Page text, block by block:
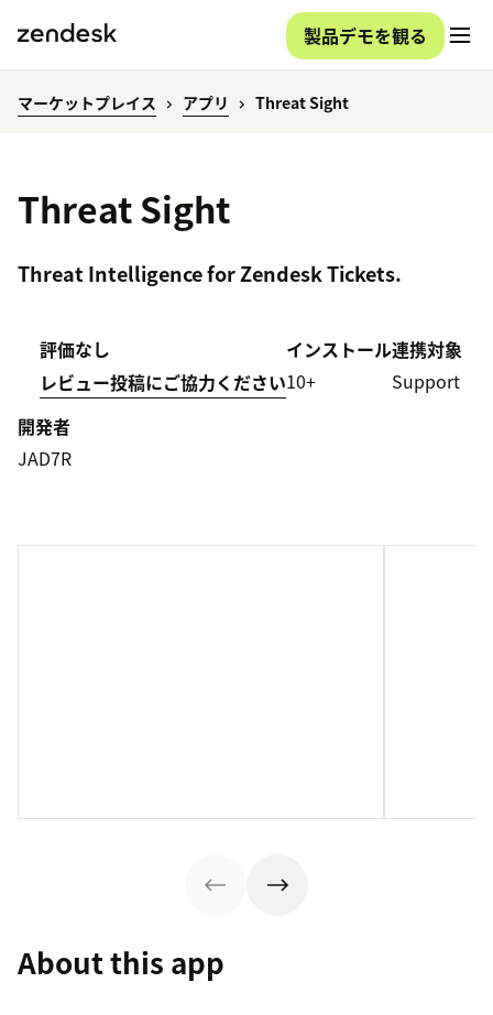
製品デモを観る
マーケットプレイス アプリ Threat Sight
Threat Sight
Threat Intelligence for Zendesk Tickets.
評価なし
レビュー投稿にご協力ください
インストール
10+
連携対象
Support
開発者
JAD7R
About this app